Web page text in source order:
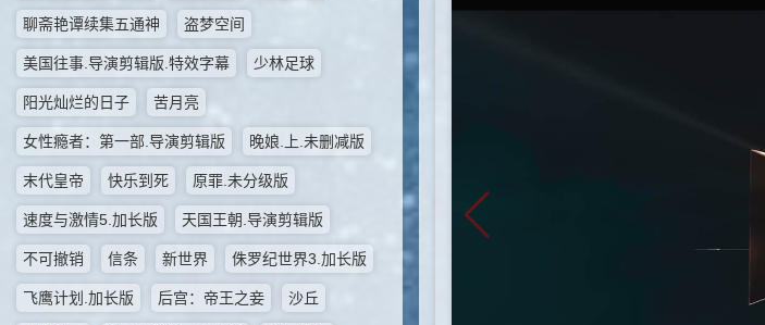
聊斋艳谭续集五通神 盗梦空间
美国往事.导演剪辑版.特效字幕 少林足球
阳光灿烂的日子 苦月亮
女性瘾者：第一部.导演剪辑版 晚娘.上.未删减版
末代皇帝 快乐到死 原罪.未分级版
速度与激情5.加长版 天国王朝.导演剪辑版
不可撤销 信条 新世界 侏罗纪世界3.加长版
飞鹰计划.加长版 后宫：帝王之妾 沙丘